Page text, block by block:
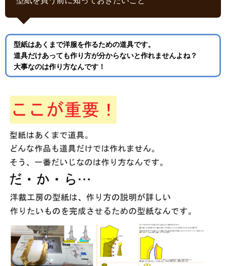
型紙はあくまで洋服を作るための道具です。
道具だけあっても作り方が分からないと作れませんよね？
大事なのは作り方なんです！